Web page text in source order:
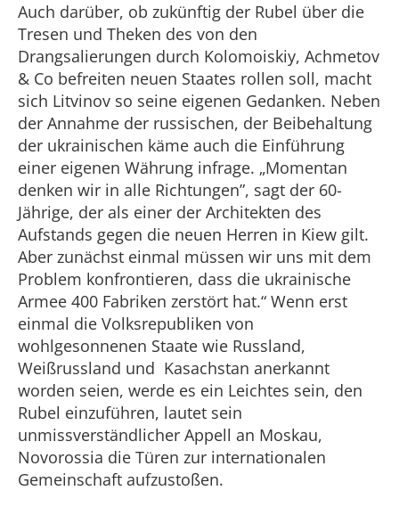
Auch darüber, ob zukünftig der Rubel über die
Tresen und Theken des von den
Drangsalierungen durch Kolomoiskiy, Achmetov
& Co befreiten neuen Staates rollen soll, macht
sich Litvinov so seine eigenen Gedanken. Neben
der Annahme der russischen, der Beibehaltung
der ukrainischen käme auch die Einführung
einer eigenen Währung infrage. „Momentan
denken wir in alle Richtungen”, sagt der 60-
Jährige, der als einer der Architekten des
Aufstands gegen die neuen Herren in Kiew gilt.
Aber zunächst einmal müssen wir uns mit dem
Problem konfrontieren, dass die ukrainische
Armee 400 Fabriken zerstört hat.“ Wenn erst
einmal die Volksrepubliken von
wohlgesonnenen Staate wie Russland,
Weißrussland und Kasachstan anerkannt
worden seien, werde es ein Leichtes sein, den
Rubel einzuführen, lautet sein
unmissverständlicher Appell an Moskau,
Novorossia die Türen zur internationalen
Gemeinschaft aufzustoßen.